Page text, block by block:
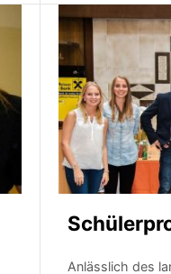
Anlässlich des